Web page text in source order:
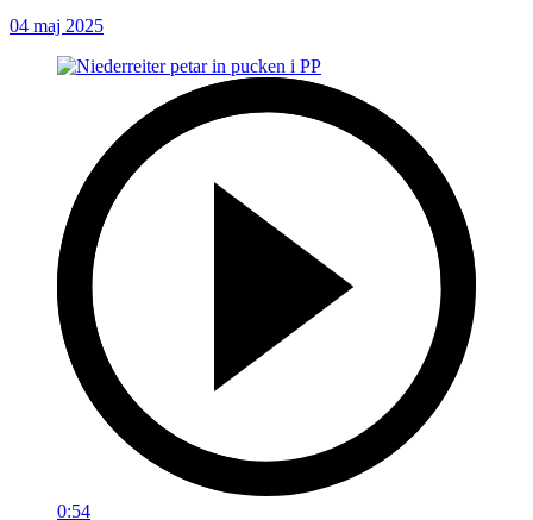
04 maj 2025
0:54